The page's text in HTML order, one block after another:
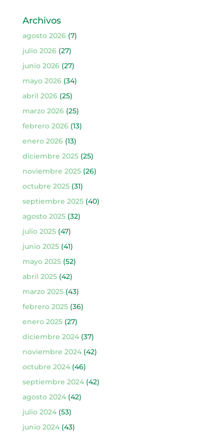
Archivos
agosto 2026(7)
julio 2026(27)
junio 2026(27)
mayo 2026(34)
abril 2026(25)
marzo 2026(25)
febrero 2026(13)
enero 2026(13)
diciembre 2025(25)
noviembre 2025(26)
octubre 2025(31)
septiembre 2025(40)
agosto 2025(32)
julio 2025(47)
junio 2025(41)
mayo 2025(52)
abril 2025(42)
marzo 2025(43)
febrero 2025(36)
enero 2025(27)
diciembre 2024(37)
noviembre 2024(42)
octubre 2024(46)
septiembre 2024(42)
agosto 2024(42)
julio 2024(53)
junio 2024(43)